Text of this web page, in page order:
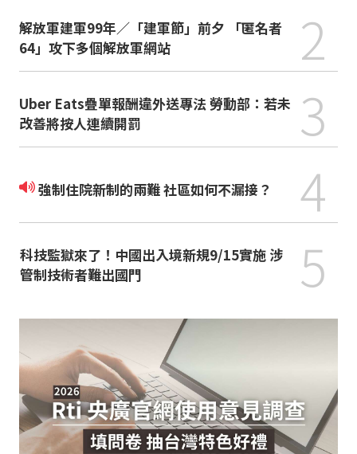
解放軍建軍99年／「建軍節」前夕 「匿名者
64」攻下多個解放軍網站
2
Uber Eats疊單報酬違外送專法 勞動部：若未
改善將按人連續開罰
3
強制住院新制的兩難 社區如何不漏接？ 4
科技監獄來了！中國出入境新規9/15實施 涉
管制技術者難出國門
5